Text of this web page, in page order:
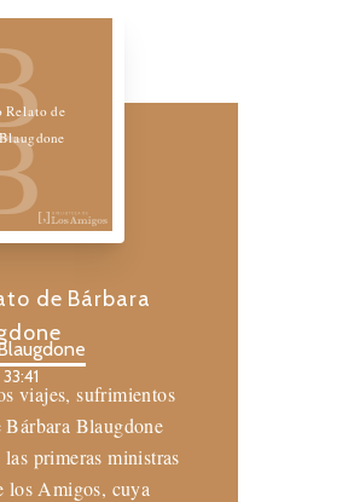
Relato de
de Bárbara
33:41
viajes, sufrimientos
Bárbara Blaugdone
primeras ministras
los Amigos, cuya